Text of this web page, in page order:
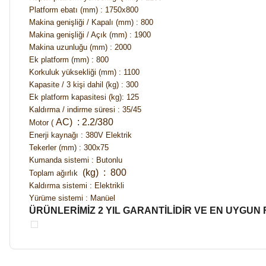
Platform ebatı (mm) : 1750x800
Makina genişliği / Kapalı (mm) : 800
Makina genişliği / Açık (mm) : 1900
Makina uzunluğu (mm) : 2000
Ek platform (mm) : 800
Korkuluk yüksekliği (mm) : 1100
Kapasite / 3 kişi dahil (kg) : 300
Ek platform kapasitesi (kg): 125
Kaldırma / indirme süresi : 35/45
Motor ( AC) : 2.2/380
Enerji kaynağı : 380V Elektrik
Tekerler (mm) : 300x75
Kumanda sistemi : Butonlu
Toplam ağırlık (kg) : 800
Kaldırma sistemi : Elektrikli
Yürüme sistemi : Manüel
ÜRÜNLERİMİZ 2 YIL GARANTİLİDİR VE EN